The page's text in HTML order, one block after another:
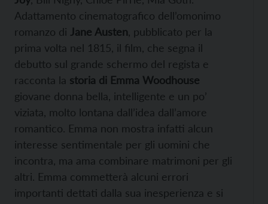
Adattamento cinematografico dell’omonimo
romanzo di Jane Austen , pubblicato per la
prima volta nel 1815, il film, che segna il
debutto sul grande schermo del regista e
racconta la storia di Emma Woodhouse
giovane donna bella, intelligente e un po’
viziata, molto lontana dall’idea dall’amore
romantico. Emma non mostra infatti alcun
interesse sentimentale per gli uomini che
incontra, ma ama combinare matrimoni per gli
altri. Emma commetterà alcuni errori
importanti dettati dalla sua inesperienza e si